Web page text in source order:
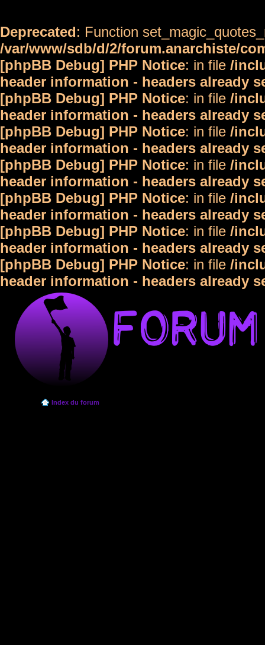
Deprecated: Function
/var/www/sdb/d/2/forum.anarchiste/
[phpBB Debug] PHP Notice: in file /
header information - headers already
[phpBB Debug] PHP Notice: in file /
header information - headers already
[phpBB Debug] PHP Notice: in file /
header information - headers already
[phpBB Debug] PHP Notice: in file /
header information - headers already
[phpBB Debug] PHP Notice: in file /
header information - headers already
[phpBB Debug] PHP Notice: in file /
header information - headers already
[phpBB Debug] PHP Notice: in file /
header information - headers already
Index du forum